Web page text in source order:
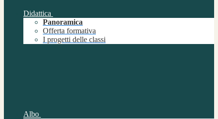
Didattica
Panoramica
Offerta formativa
I progetti delle classi
Albo